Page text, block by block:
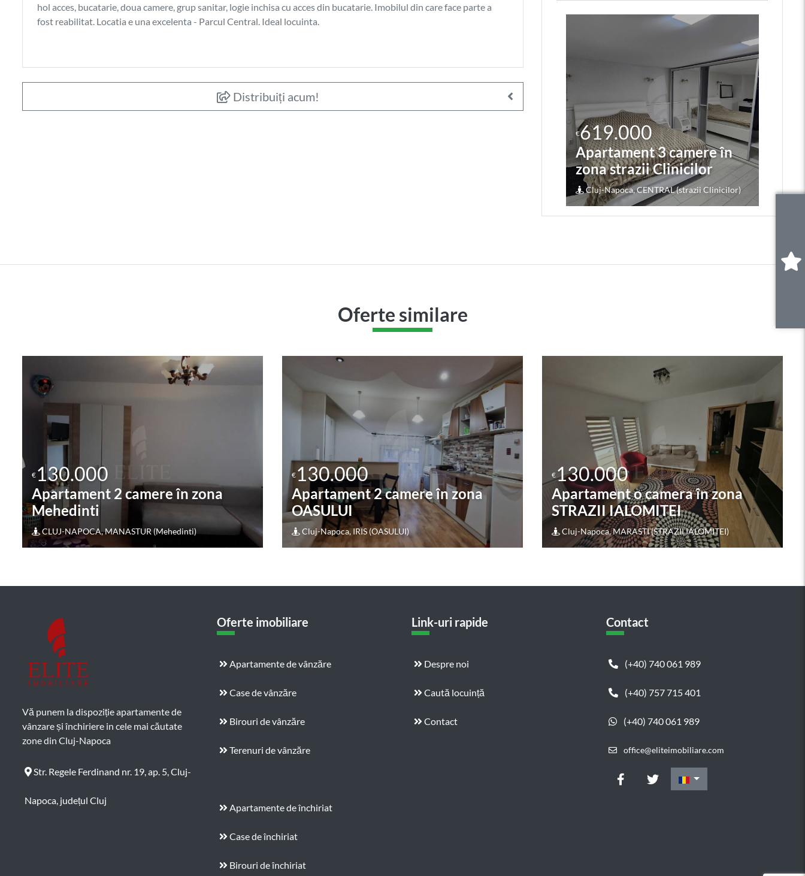
hol acces, bucatarie, doua camere, grup sanitar, logie inchisa cu acces din bucatarie. Imobilul din care face parte a
fost reabilitat. Locatia e una excelenta - Parcul Central. Ideal locuinta.
Distribuiți acum!
€619.000
Apartament 3 camere în
zona strazii Clinicilor
Cluj-Napoca, CENTRAL (strazii Clinicilor)
Oferte similare
130.000
Apartament 2 camere în zona
OASULUI
Cluj-Napoca, IRIS (OASULUI)
130.000
Apartament o camera în zona
STRAZII IALOMITEI
Cluj-Napoca, MARASTI (STRAZII IALOMITEI)
130.000
Apartament o camera în zona
SEMICENTRALA
Cluj-Napoca, CENTRAL (SEMICENTRALA)
Vă punem la dispoziție apartamente de
vânzare și închiriere in cele mai căutate
zone din Cluj-Napoca
Str. Regele Ferdinand nr. 19, ap. 5, Cluj-
Napoca, județul Cluj
Oferte imobiliare
Apartamente de vânzăre
Case de vânzăre
Birouri de vânzăre
Terenuri de vânzăre
Apartamente de închiriat
Case de închiriat
Birouri de închiriat
Link-uri rapide
Despre noi
Caută locuință
Contact
Contact
(+40) 740 061 989
(+40) 757 715 401
(+40) 740 061 989
office@eliteimobiliare.com